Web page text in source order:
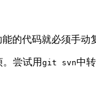
代码就必须手动
尝试用 git svn中